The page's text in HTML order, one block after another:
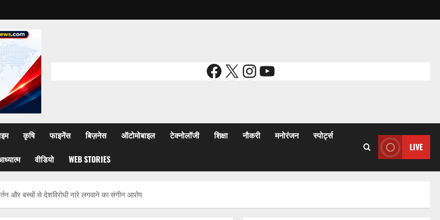
Facebook
X Instagram
YouTube
कृषि फाइनेंस बिज़नेस ऑटोमोबाइल टेक्नोलॉजी शिक्षा नौकरी मनोरंजन स्पोर्ट्स
वीडियो WEB STORIES
LIVE
और बच्चों से देशविरोधी नारे लगवाने का संगीन आरोप